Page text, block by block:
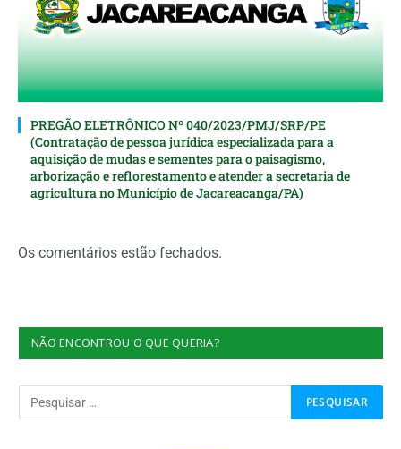
PREGÃO ELETRÔNICO Nº 040/2023/PMJ/SRP/PE
(Contratação de pessoa jurídica especializada para a
aquisição de mudas e sementes para o paisagismo,
arborização e reflorestamento e atender a secretaria de
agricultura no Município de Jacareacanga/PA)
Os comentários estão fechados.
NÃO ENCONTROU O QUE QUERIA?